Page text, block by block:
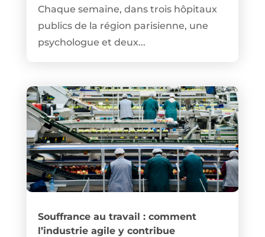
Chaque semaine, dans trois hôpitaux
publics de la région parisienne, une
psychologue et deux...
Souffrance au travail : comment
l’industrie agile y contribue